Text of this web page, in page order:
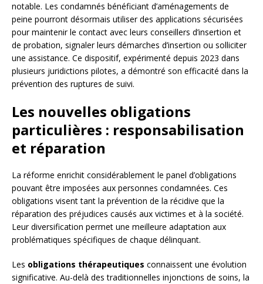
notable. Les condamnés bénéficiant d’aménagements de
peine pourront désormais utiliser des applications sécurisées
pour maintenir le contact avec leurs conseillers d’insertion et
de probation, signaler leurs démarches d’insertion ou solliciter
une assistance. Ce dispositif, expérimenté depuis 2023 dans
plusieurs juridictions pilotes, a démontré son efficacité dans la
prévention des ruptures de suivi.
Les nouvelles obligations
particulières : responsabilisation
et réparation
La réforme enrichit considérablement le panel d’obligations
pouvant être imposées aux personnes condamnées. Ces
obligations visent tant la prévention de la récidive que la
réparation des préjudices causés aux victimes et à la société.
Leur diversification permet une meilleure adaptation aux
problématiques spécifiques de chaque délinquant.
Les obligations thérapeutiques connaissent une évolution
significative. Au-delà des traditionnelles injonctions de soins, la